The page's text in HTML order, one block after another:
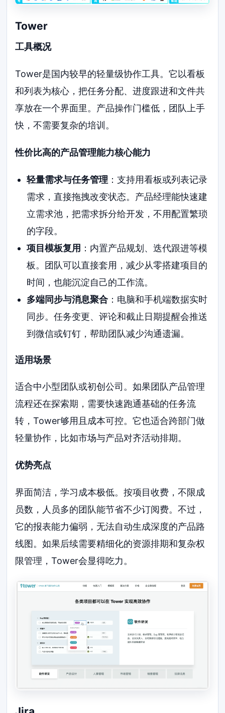
Tower
工具概况
Tower是国内较早的轻量级协作工具。它以看板
和列表为核心，把任务分配、进度跟进和文件共
享放在一个界面里。产品操作门槛低，团队上手
快，不需要复杂的培训。
性价比高的产品管理能力核心能力
轻量需求与任务管理 ：支持用看板或列表记录
需求，直接拖拽改变状态。产品经理能快速建
立需求池，把需求拆分给开发，不用配置繁琐
的字段。
项目模板复用 ：内置产品规划、迭代跟进等模
板。团队可以直接套用，减少从零搭建项目的
时间，也能沉淀自己的工作流。
多端同步与消息聚合：电脑和手机端数据实时
同步。任务变更、评论和截止日期提醒会推送
到微信或钉钉，帮助团队减少沟通遗漏。
适用场景
适合中小型团队或初创公司。如果团队产品管理
流程还在探索期，需要快速跑通基础的任务流
转，Tower够用且成本可控。它也适合跨部门做
轻量协作，比如市场与产品对齐活动排期。
优势亮点
界面简洁，学习成本极低。按项目收费，不限成
员数，人员多的团队能节省不少订阅费。不过，
它的报表能力偏弱，无法自动生成深度的产品路
线图。如果后续需要精细化的资源排期和复杂权
限管理，Tower会显得吃力。